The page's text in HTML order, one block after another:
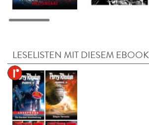
LESELISTEN MIT DIESEM EBOOK